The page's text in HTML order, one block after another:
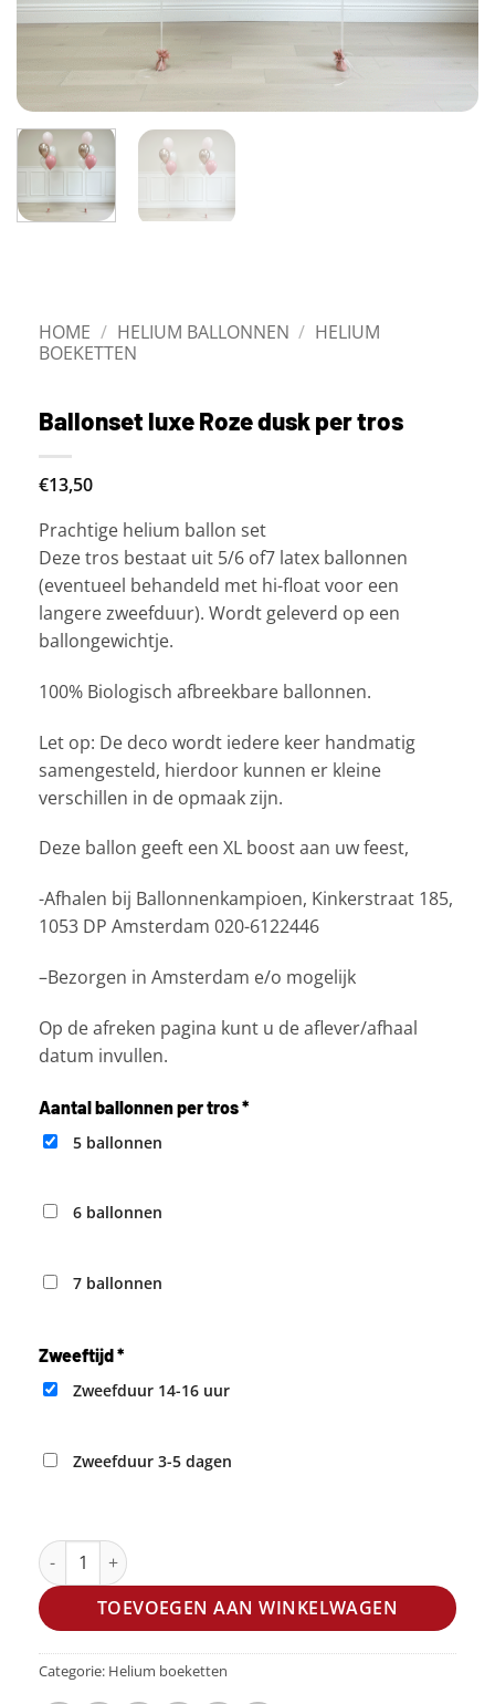
HOME / HELIUM BALLONNEN / HELIUM
BOEKETTEN
Ballonset luxe Roze dusk per tros
€13,50
Prachtige helium ballon set
Deze tros bestaat uit 5/6 of7 latex ballonnen
(eventueel behandeld met hi-float voor een
langere zweefduur). Wordt geleverd op een
ballongewichtje.
100% Biologisch afbreekbare ballonnen.
Let op: De deco wordt iedere keer handmatig
samengesteld, hierdoor kunnen er kleine
verschillen in de opmaak zijn.
Deze ballon geeft een XL boost aan uw feest,
-Afhalen bij Ballonnenkampioen, Kinkerstraat 185,
1053 DP Amsterdam 020-6122446
–Bezorgen in Amsterdam e/o mogelijk
Op de afreken pagina kunt u de aflever/afhaal
datum invullen.
Aantal ballonnen per tros*
5 ballonnen
6 ballonnen
7 ballonnen
Zweeftijd*
Zweefduur 14-16 uur
Zweefduur 3-5 dagen
Ballonset luxe Roze dusk per tros aantal
TOEVOEGEN AAN WINKELWAGEN
Categorie: Helium boeketten